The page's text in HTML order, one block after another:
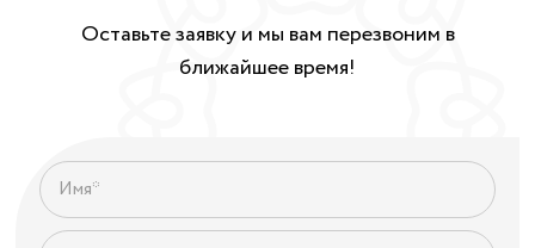
Оставьте заявку и мы вам перезвоним в
ближайшее время!